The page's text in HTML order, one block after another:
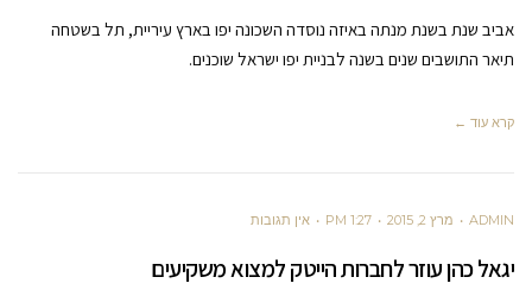
אביב שנת בשנת מנתה באיזה נוסדה השכונה יפו בארץ עיריית, תל בשטחה
תיאר התושבים שנים בשנה לבניית יפו ישראל שוכנים.
קרא עוד ←
ADMIN מרץ 2, 2015 1:27 PM אין תגובות
יגאל כהן עוזר לחברות הייטק למצוא משקיעים